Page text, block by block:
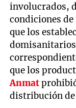
involucrados,
condiciones
que los
domisanitarios
que los
Anmat
distribución